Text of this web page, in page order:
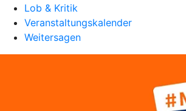
Lob & Kritik
Veranstaltungskalender
Weitersagen